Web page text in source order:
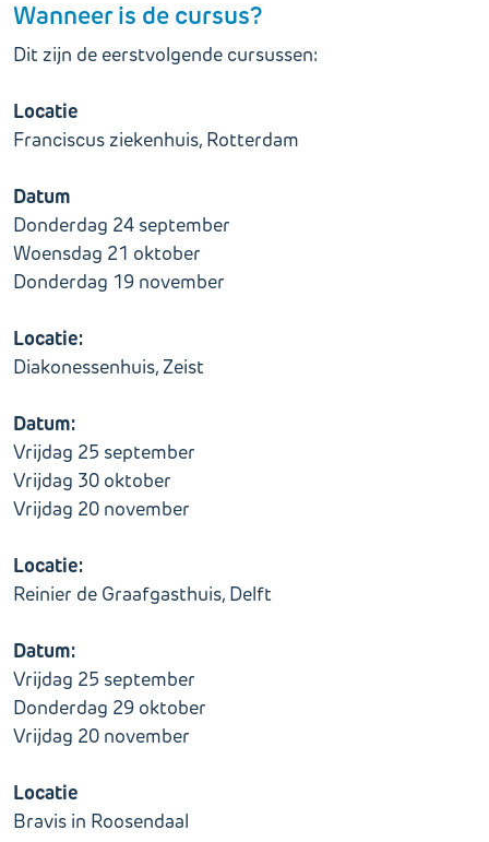
Wanneer is de cursus?
Dit zijn de eerstvolgende cursussen:
Locatie
Franciscus ziekenhuis, Rotterdam
Datum
Donderdag 24 september
Woensdag 21 oktober
Donderdag 19 november
Locatie:
Diakonessenhuis, Zeist
Datum:
Vrijdag 25 september
Vrijdag 30 oktober
Vrijdag 20 november
Locatie:
Reinier de Graafgasthuis, Delft
Datum:
Vrijdag 25 september
Donderdag 29 oktober
Vrijdag 20 november
Locatie
Bravis in Roosendaal